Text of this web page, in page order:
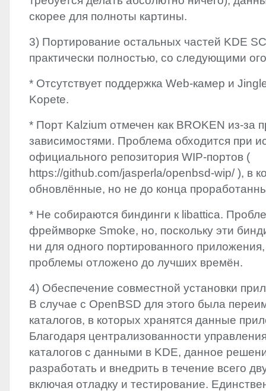
скорее для полноты картины.
3) Портирование остальных частей KDE
практически полностью, со следующими
* Отсутствует поддержка Web-камер и
Kopete.
* Порт Kalzium отмечен как BROKEN из-за
зависимостями. Проблема обходится при
официального репозитория WIP-портов (
https://github.com/jasperla/openbsd-wip/ ), в
обновлённые, но не до конца
* Не собираются биндинги к libattica.
фреймворке Smoke, но, поскольку эти
ни для одного портированного
проблемы отложено до лучших времён.
4) Обеспечение совместной установки
В случае с OpenBSD для этого была
каталогов, в которых хранятся данные
Благодаря централизованности
каталогов с данными в KDE, данное
разработать и внедрить в течение всего
включая отладку и тестирование.